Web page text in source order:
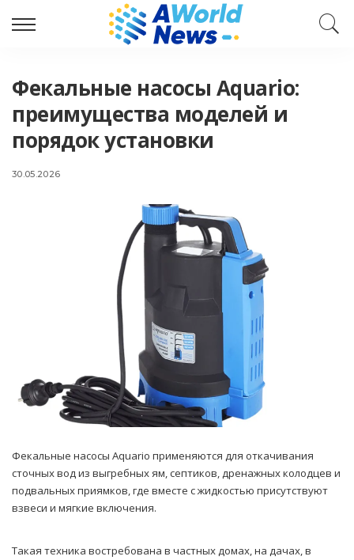
Фекальные насосы Aquario:
преимущества моделей и
порядок установки
30.05.2026
Фекальные насосы Aquario применяются для откачивания
сточных вод из выгребных ям, септиков, дренажных колодцев и
подвальных приямков, где вместе с жидкостью присутствуют
взвеси и мягкие включения.
Такая техника востребована в частных домах, на дачах, в